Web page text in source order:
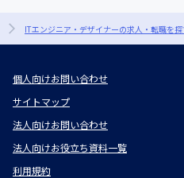
ITエンジニア・デザイナーの求人・転職を
個人向けお問い合わせ
サイトマップ
法人向けお問い合わせ
法人向けお役立ち資料一覧
利用規約